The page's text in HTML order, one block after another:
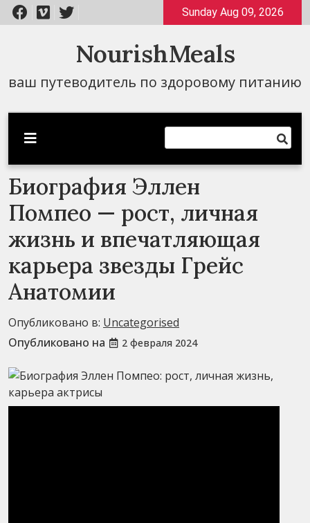
Перейти
к
Sunday Aug 09, 2026
NourishMeals
ваш путеводитель по здоровому питанию
Биография Эллен
Помпео — рост, личная
жизнь и впечатляющая
карьера звезды Грейс
Анатомии
Опубликовано в: Uncategorised
Опубликовано на
2 февраля 2024